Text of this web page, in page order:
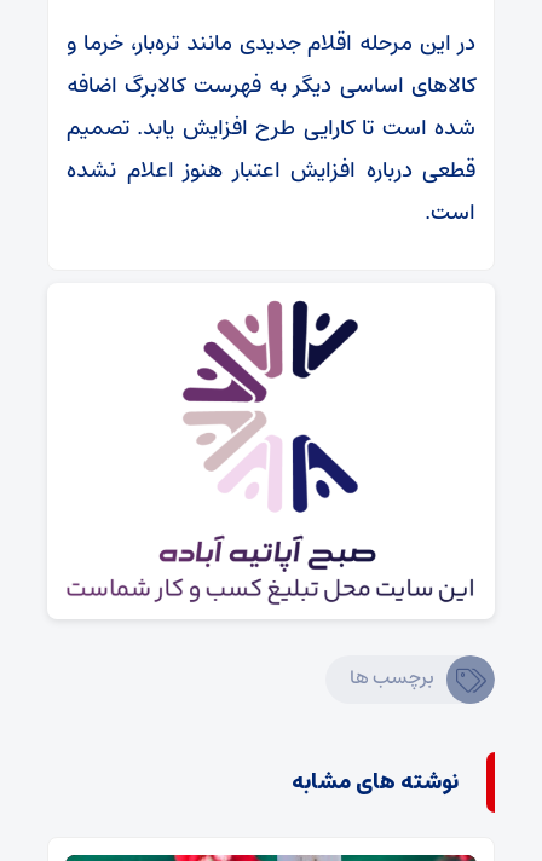
در این مرحله اقلام جدیدی مانند تره‌بار، خرما و
کالاهای اساسی دیگر به فهرست کالابرگ اضافه
شده است تا کارایی طرح افزایش یابد. تصمیم
قطعی درباره افزایش اعتبار هنوز اعلام نشده
است.
برچسب ها
نوشته های مشابه